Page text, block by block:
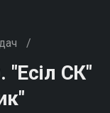
/
"Есіл СК"